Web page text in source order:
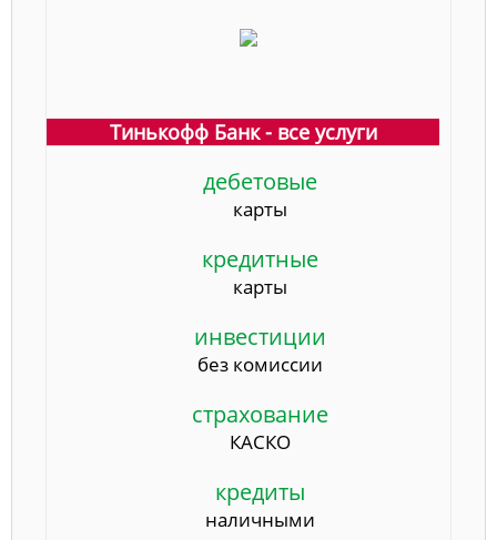
Тинькофф Банк - все услуги
дебетовые
карты
кредитные
карты
инвестиции
без комиссии
страхование
КАСКО
кредиты
наличными